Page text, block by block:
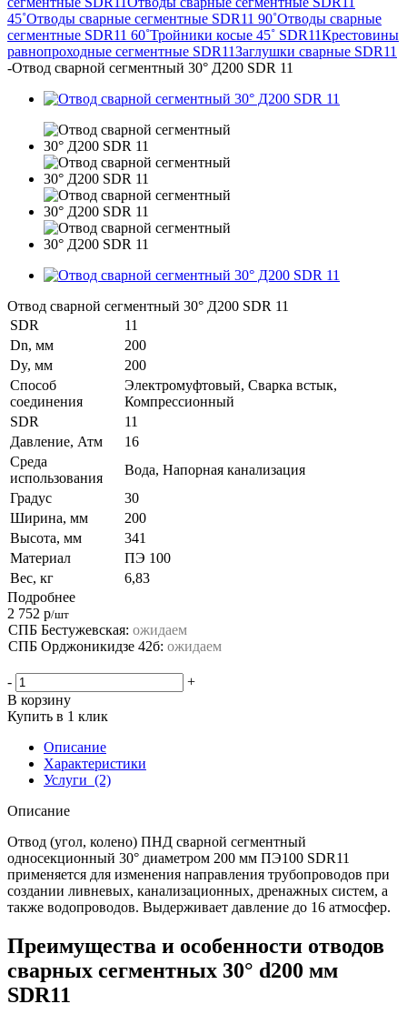
45˚Отводы сварные сегментные SDR11 90˚Отводы сварные
сегментные SDR11 60˚Тройники косые 45˚ SDR11Крестовины
равнопроходные сегментные SDR11Заглушки сварные SDR11
-Отвод сварной сегментный 30° Д200 SDR 11
Отвод сварной сегментный 30° Д200 SDR 11
SDR
11
Dn, мм
200
Dy, мм
200
Способ
соединения
Электромуфтовый, Сварка встык,
Компрессионный
SDR
11
Давление, Атм
16
Среда
использования
Вода, Напорная канализация
Градус
30
Ширина, мм
200
Высота, мм
341
Материал
ПЭ 100
Вес, кг
6,83
Подробнее
2 752 р/шт
СПБ Бестужевская: ожидаем
СПБ Орджоникидзе 42б: ожидаем
-
+
В корзину
Купить в 1 клик
Описание
Характеристики
Услуги (2)
Описание
Отвод (угол, колено) ПНД сварной сегментный
односекционный 30° диаметром 200 мм ПЭ100 SDR11
применяется для изменения направления трубопроводов при
создании ливневых, канализационных, дренажных систем, а
также водопроводов. Выдерживает давление до 16 атмосфер.
Преимущества и особенности отводов
сварных сегментных 30° d200 мм
SDR11